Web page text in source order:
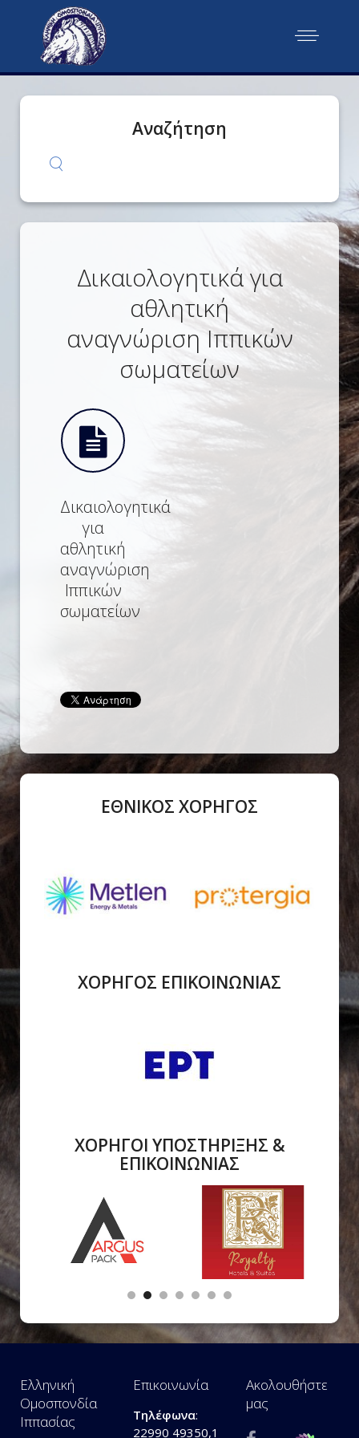
Αναζήτηση
Δικαιολογητικά για
αθλητική
αναγνώριση Ιππικών
σωματείων
Δικαιολογητικά
για
αθλητική
αναγνώριση
Ιππικών
σωματείων
ΕΘΝΙΚΟΣ ΧΟΡΗΓΟΣ
ΧΟΡΗΓΟΣ ΕΠΙΚΟΙΝΩΝΙΑΣ
ΧΟΡΗΓΟΙ ΥΠΟΣΤΗΡΙΞΗΣ &
ΕΠΙΚΟΙΝΩΝΙΑΣ
Ελληνική
Ομοσπονδία
Ιππασίας
Επικοινωνία
Τηλέφωνα:
22990 49350,1
Ακολουθήστε
μας